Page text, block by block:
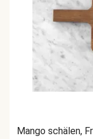
Mango schälen,